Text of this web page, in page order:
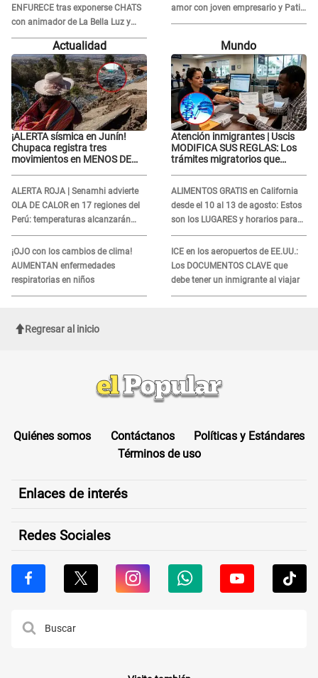
ENFURECE tras exponerse CHATS
con animador de La Bella Luz y
ADVIERTE: "Estúp@&# que cree
amor con joven empresario y Pati
Lorena la ECHA en VIVO
Actualidad
¡ALERTA sísmica en Junín!
Chupaca registra tres
movimientos en MENOS DE
ALERTA ROJA | Senamhi advierte
OLA DE CALOR en 17 regiones del
Perú: temperaturas alcanzarán
hasta los 37 °C
¡OJO con los cambios de clima!
AUMENTAN enfermedades
respiratorias en niños
Mundo
Atención inmigrantes | Uscis
MODIFICA SUS REGLAS: Los
trámites migratorios que
ALIMENTOS GRATIS en California
desde el 10 al 13 de agosto: Estos
son los LUGARES y horarios para
recibir la ayuda
ICE en los aeropuertos de EE.UU.:
Los DOCUMENTOS CLAVE que
debe tener un inmigrante al viajar
Regresar al inicio
Quiénes somos Contáctanos
Políticas y Estándares
Términos de uso
Enlaces de interés
Redes Sociales